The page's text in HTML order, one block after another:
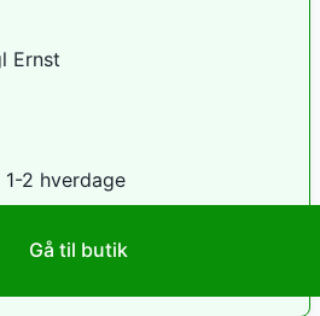
Ernst
1-2 hverdage
Gå til butik